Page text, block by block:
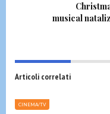
musical
Articoli correlati
CINEMA/TV